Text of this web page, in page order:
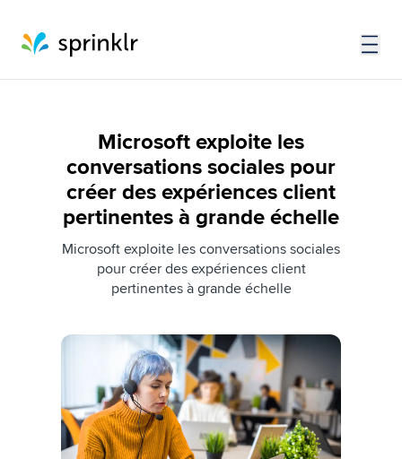
Microsoft exploite les
conversations sociales pour
créer des expériences client
pertinentes à grande échelle
Microsoft exploite les conversations sociales
pour créer des expériences client
pertinentes à grande échelle